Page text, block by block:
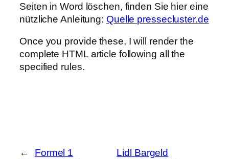
Seiten in Word löschen, finden Sie hier eine
nützliche Anleitung: Quelle pressecluster.de
Once you provide these, I will render the
complete HTML article following all the
specified rules.
←
Formel 1
Lidl Bargeld